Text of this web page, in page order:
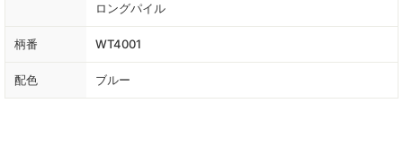
ロングパイル
柄番 WT4001
配色 ブルー